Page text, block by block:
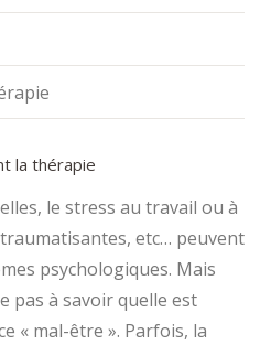
la thérapie
le stress au travail ou à
traumatisantes, etc… peuvent
psychologiques. Mais
pas à savoir quelle est
« mal-être ». Parfois, la